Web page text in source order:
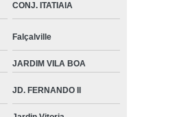
CONJ. ITATIAIA
Falçalville
JARDIM VILA BOA
JD. FERNANDO II